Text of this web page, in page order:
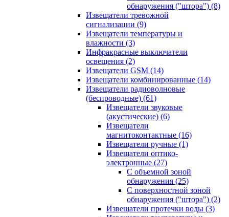
обнаружения ("штора") (8)
Извещатели тревожной
сигнализации (9)
Извещатели температуры и
влажности (3)
Инфракрасные выключатели
освещения (2)
Извещатели GSM (14)
Извещатели комбинированные (14)
Извещатели радиоволновые
(беспроводные) (61)
Извещатели звуковые
(акустические) (6)
Извещатели
магнитоконтактные (16)
Извещатели ручные (1)
Извещатели оптико-
электронные (27)
С объемной зоной
обнаружения (25)
С поверхностной зоной
обнаружения ("штора") (2)
Извещатели протечки воды (3)